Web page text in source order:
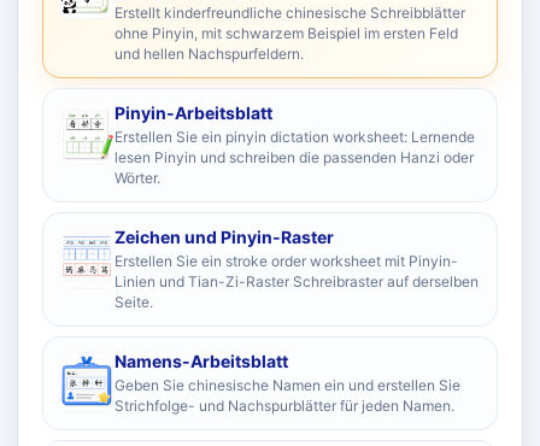
Erstellt kinderfreundliche chinesische Schreibblätter
ohne Pinyin, mit schwarzem Beispiel im ersten Feld
und hellen Nachspurfeldern.
Pinyin-Arbeitsblatt
Erstellen Sie ein pinyin dictation worksheet: Lernende
lesen Pinyin und schreiben die passenden Hanzi oder
Wörter.
Zeichen und Pinyin-Raster
Erstellen Sie ein stroke order worksheet mit Pinyin-
Linien und Tian-Zi-Raster Schreibraster auf derselben
Seite.
Namens-Arbeitsblatt
Geben Sie chinesische Namen ein und erstellen Sie
Strichfolge- und Nachspurblätter für jeden Namen.